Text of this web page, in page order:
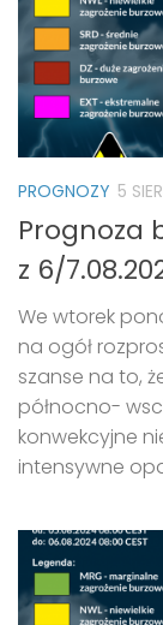
PROGNOZY 5
Prognoza
z 6/
We wtorek
na ogół
szanse na to,
północno-
konwekcyjne
intensywne